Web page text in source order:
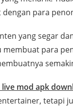
para
yang segar
para
live mod apk
tetapi